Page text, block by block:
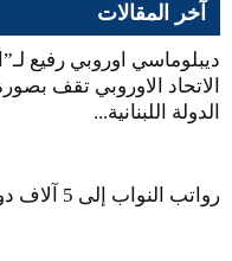
آخر المقالات
ديبلوماسي اوروبي رفيع
الاتحاد الاوروبي تقف
الدولة اللبنانية...
رواتب النواب إلى 5 آلاف دولار شهرياً